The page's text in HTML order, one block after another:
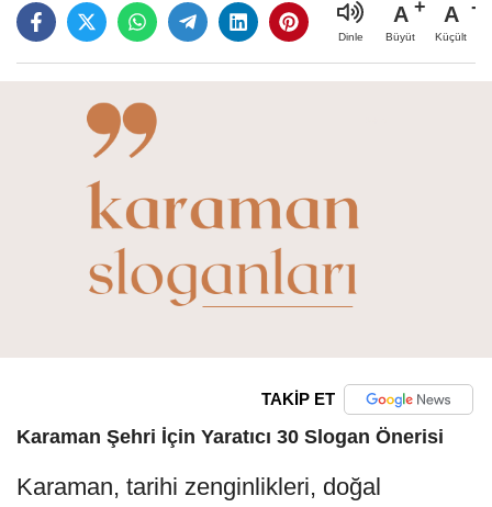
Dinle
A
Büyüt
A
Küçült
TAKİP ET
Karaman Şehri İçin Yaratıcı 30 Slogan Önerisi
Karaman, tarihi zenginlikleri, doğal